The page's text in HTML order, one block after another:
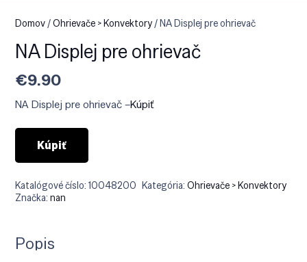
Domov/Ohrievače > Konvektory/ NA Displej pre ohrievač
NA Displej pre ohrievač
€9.90
NA Displej pre ohrievač –Kúpiť
Kúpiť
Katalógové číslo:10048200 Kategória:Ohrievače > Konvektory
Značka:nan
Popis